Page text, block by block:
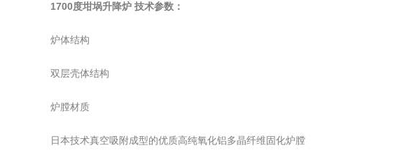
1700度坩埚升降炉 技术参数：
炉体结构
双层壳体结构
炉膛材质
日本技术真空吸附成型的优质高纯氧化铝多晶纤维固化炉膛